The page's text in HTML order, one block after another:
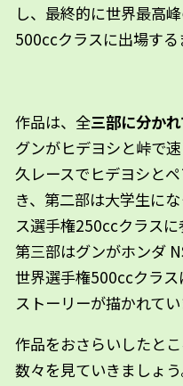
し、最終的に世界最高
500ccクラスに出場する
作品は、全三部に分か
グンがヒデヨシと峠で
久レースでヒデヨシと
き、第二部は大学生に
ス選手権250ccクラス
第三部はグンがホンダ
世界選手権500ccクラ
ストーリーが描かれてい
作品をおさらいしたと
数々を見ていきましょう